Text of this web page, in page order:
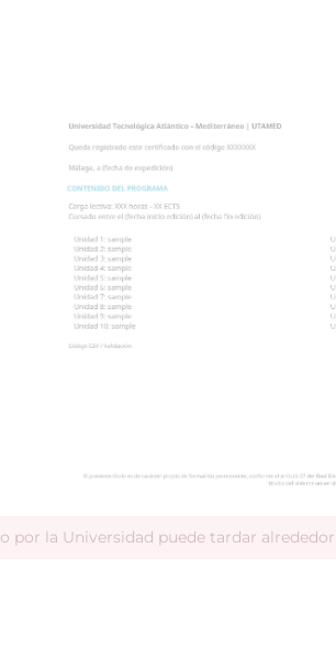
por la Universidad puede tardar